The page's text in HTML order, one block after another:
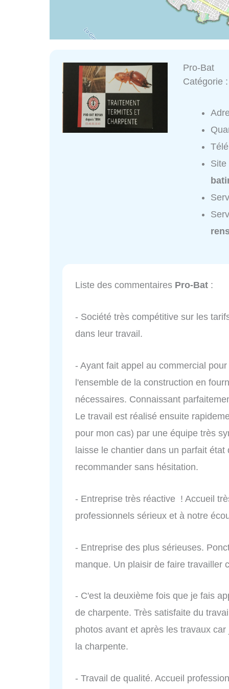
Pro-Bat
Catégorie
Liste des commentaires Pro-Bat :
- Société très compétitive sur les
dans leur travail.
- Ayant fait appel au commercial
l'ensemble de la construction en
nécessaires. Connaissant
Le travail est réalisé ensuite
pour mon cas) par une équipe très
laisse le chantier dans un parfait
recommander sans hésitation.
- Entreprise très réactive ! Accueil
professionnels sérieux et à notre
- Entreprise des plus sérieuses.
manque. Un plaisir de faire travailler
- C'est la deuxième fois que je fais
de charpente. Très satisfaite du
photos avant et après les travaux
la charpente.
- Travail de qualité. Accueil